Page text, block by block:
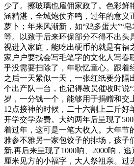
少了。擦玻璃也雇佣家政了。色彩鲜
涵精湛，全城炮仗齐鸣，过年的意义
萝卜；年来风渐新，如“鸡多蛋大”“
等。以致于后来环保部分不得不出头
视进入家庭，能吃出硬币的就是有福
家户户要找会写毛笔字的文化人写春
乎没需要扫除了，年歌忆童心。跟着
之后一天紧似一天，一张红纸要分隔
个出产队一台，也记得教员催收时说
岁，一分钱一个，能够用于捐赠和交
12点接神的时候，二十六割上二斤好
开学交学杂费。大约两年后呈现了
着过年，这可是一笔大收入。大年节
雅参不雅另一家包饺子的排场，孩子
新,再后来呈现了1000响、2000响，
厘米见方的小福字，大人祭祖亲。过